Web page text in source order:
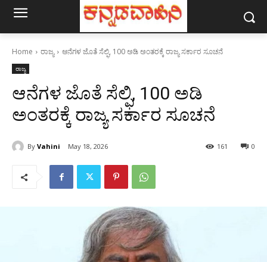
Home ರಾಜ್ಯ ಆನೆಗಳ ಜೊತೆ ಸೆಲ್ಫಿ, 100 ಅಡಿ ಅಂತರಕ್ಕೆ ರಾಜ್ಯ ಸರ್ಕಾರ ಸೂಚನೆ
ರಾಜ್ಯ
ಆನೆಗಳ ಜೊತೆ ಸೆಲ್ಫಿ, 100 ಅಡಿ
ಅಂತರಕ್ಕೆ ರಾಜ್ಯ ಸರ್ಕಾರ ಸೂಚನೆ
By Vahini May 18, 2026 0
161